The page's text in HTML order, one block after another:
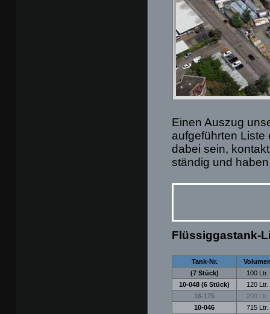
Einen Auszug
aufgeführten Liste
dabei sein,
ständig und
Flüssiggastank-
Tank-Nr.
(7 Stück)
100 Ltr.
10-048 (6 Stück)
120 Ltr.
16-175
200 Ltr.
10-046
715 Ltr.